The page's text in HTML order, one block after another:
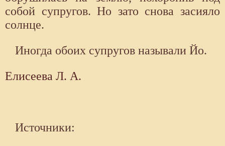
собой супругов. Но зато снова засияло
солнце.
Иногда обоих супругов называли Йо.
Елисеева Л. А.
Источники: